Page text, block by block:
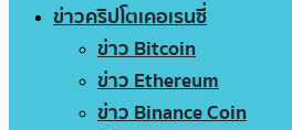
ข่าวคริปโตเคอเรนซี่
ข่าว Bitcoin
ข่าว Ethereum
ข่าว Binance Coin